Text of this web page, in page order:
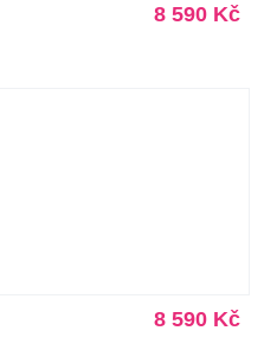
8 590 Kč
8 590 Kč